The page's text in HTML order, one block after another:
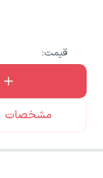
قیمت:
مشخصات